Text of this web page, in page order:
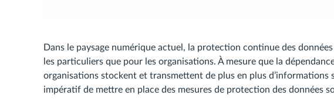
Dans le paysage numérique actuel, la protection continue des
les particuliers que pour les organisations. À mesure que la
organisations stockent et transmettent de plus en plus d’informations
impératif de mettre en place des mesures de protection des données